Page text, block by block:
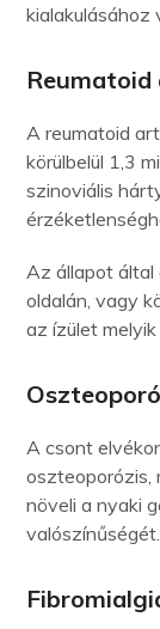
kialakulásához
A reumatoid
körülbelül 1,3
szinoviális
Az állapot
oldalán, vagy
az ízület
A csont
oszteoporózis,
növeli a nyaki
valószínűségét.